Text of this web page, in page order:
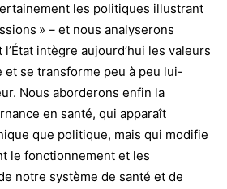
les politiques illustrant
» – et nous analyserons
intègre aujourd’hui les valeurs
et se transforme peu à peu lui-
Nous aborderons enfin la
en santé, qui apparaît
que politique, mais qui modifie
le fonctionnement et les
notre système de santé et de